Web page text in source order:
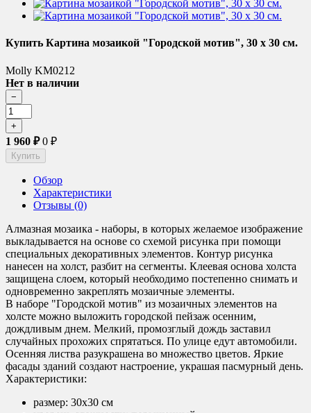
Купить Картина мозаикой "Городской мотив", 30 х 30 см.
Molly KM0212
Нет в наличии
1 960 ₽0 ₽
Обзор
Характеристики
Отзывы (0)
Алмазная мозаика - наборы, в которых желаемое изображение
выкладывается на основе со схемой рисунка при помощи
специальных декоративных элементов. Контур рисунка
нанесен на холст, разбит на сегменты. Клеевая основа холста
защищена слоем, который необходимо постепенно снимать и
одновременно закреплять мозаичные элементы.
В наборе "Городской мотив" из мозаичных элементов на
холсте можно выложить городской пейзаж осенним,
дождливым днем. Мелкий, промозглый дождь заставил
случайных прохожих спрятаться. По улице едут автомобили.
Осенняя листва разукрашена во множество цветов. Яркие
фасады зданий создают настроение, украшая пасмурный день.
Характеристики:
размер: 30х30 см